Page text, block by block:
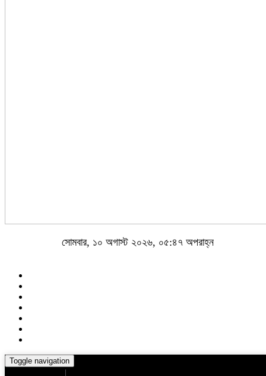
সোমবার, ১০ অগাস্ট ২০২৬, ০৫:৪৭ অপরাহ্ন
Toggle navigation